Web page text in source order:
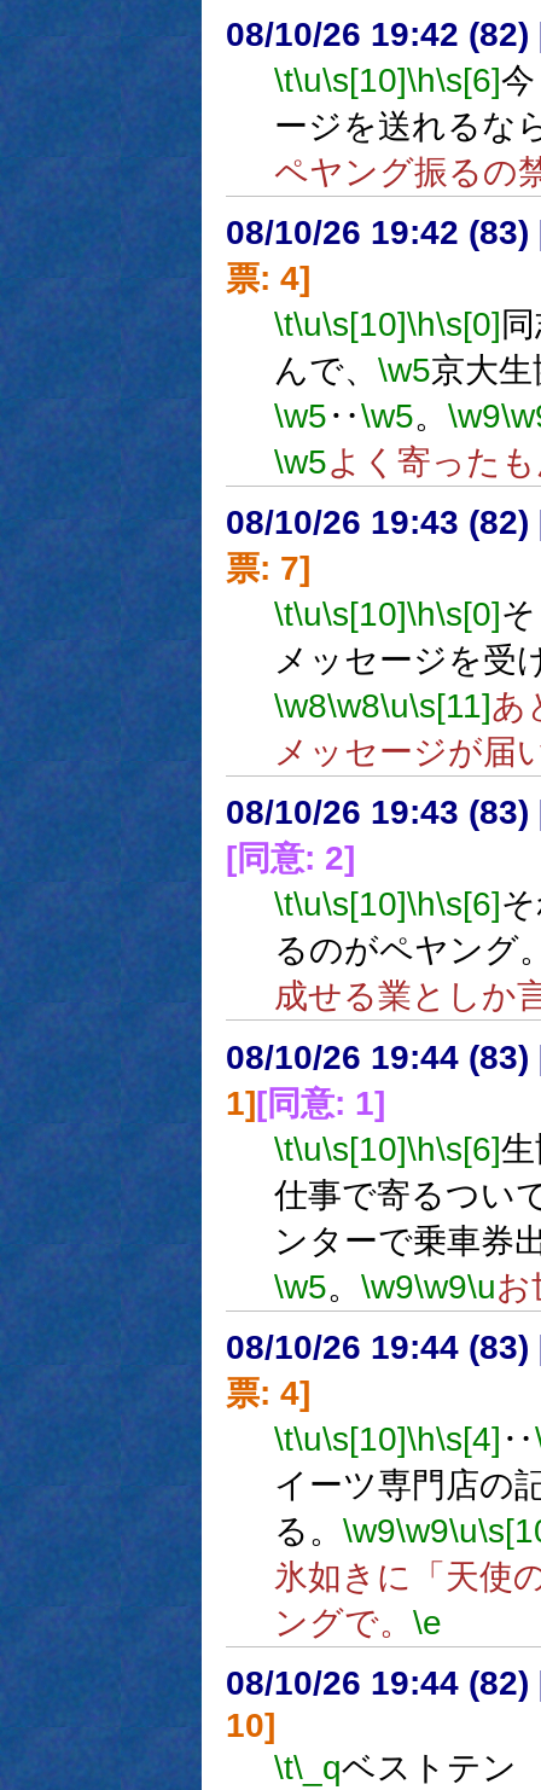
08/10/26 19:42 (82)
\t\u\s[10]\h\s[6]
ージを送れるな
ペヤング振るの
08/10/26 19:42 (83)
票: 4]
\t\u\s[10]\h\s[0]
んで、 \w5京大
\w5‥\w5。 \w9
\w5よく寄った
08/10/26 19:43 (82)
票: 7]
\t\u\s[10]\h\s[0]
メッセージを受
\w8\w8\u\s[11]あ
メッセージが届
08/10/26 19:43 (83)
[同意: 2]
\t\u\s[10]\h\s[6]
るのがペヤング
成せる業としか
08/10/26 19:44 (83)
1][同意: 1]
\t\u\s[10]\h\s[6]
仕事で寄るつい
ンターで乗車券
\w5。 \w9\w9\uお
08/10/26 19:44 (83)
票: 4]
\t\u\s[10]\h\s[4] ‥
イーツ専門店の
る。 \w9\w9\u
氷如きに「天使
ングで。 \e
08/10/26 19:44 (82)
10]
\t\_qベストテン